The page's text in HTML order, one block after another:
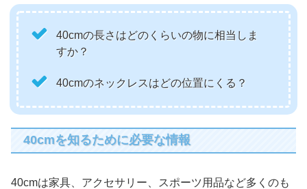
40cmの長さはどのくらいの物に相当しま
すか？
40cmのネックレスはどの位置にくる？
40cmを知るために必要な情報
40cmは家具、アクセサリー、スポーツ用品など多くのも